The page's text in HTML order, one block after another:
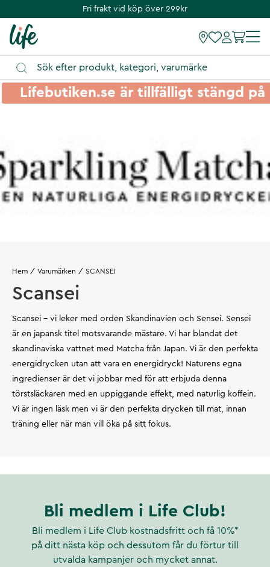
Fri frakt vid köp över 299kr
Lifebutiken.se är tillfälligt stängd
Hem Varumärken SCANSEI
Scansei
Scansei - vi leker med orden Skandinavien och Sensei. Sensei
är en japansk titel motsvarande mästare. Vi har blandat det
skandinaviska vattnet med Matcha från Japan. Vi är den perfekta
energidrycken utan att vara en energidryck! Naturens egna
ingredienser är det vi jobbar med för att erbjuda denna
törstsläckaren med en uppiggande effekt, med naturlig koffein.
Vi är ingen läsk men vi är den perfekta drycken till mat, innan
träning eller när man vill öka på sitt fokus.
Bli medlem i Life Club!
Bli medlem i Life Club kostnadsfritt och få 10%*
på ditt nästa köp och dessutom får du förtur till
utvalda kampanjer och mycket annat.